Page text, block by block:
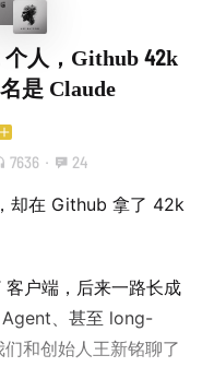
人，Github 42k
是 Claude
7636 · 24
却在 Github 拿了 42k
户端，后来一路长成
、甚至 long-
和创始人王新铭聊了